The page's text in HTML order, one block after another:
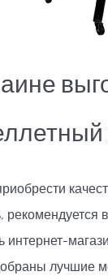
рекомендуется
интернет-
лучшие